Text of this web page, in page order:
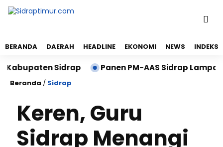
BERANDA DAERAH HEADLINE EKONOMI NEWS INDEKS
Sidrap Panen PM-AAS Sidrap Lampaui
Beranda / Sidrap
Keren, Guru
Sidrap Menangi